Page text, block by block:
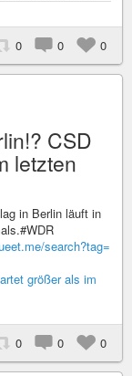
0 0 0
CSD
letzten
in Berlin läuft in
search?tag=
größer als im
0 0 0